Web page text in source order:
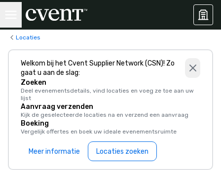
Locaties
Welkom bij het Cvent Supplier Network (CSN)! Zo
gaat u aan de slag:
Zoeken
Deel evenementsdetails, vind locaties en voeg ze toe aan uw
lijst
Aanvraag verzenden
Kijk de geselecteerde locaties na en verzend een aanvraag
Boeking
Vergelijk offertes en boek uw ideale evenementsruimte
Meer informatie Locaties zoeken